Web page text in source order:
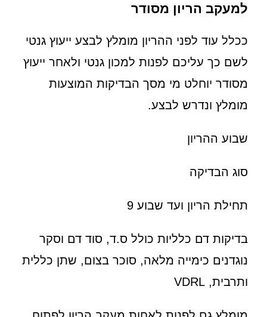
למעקב הריון מסודר
ככלל עוד לפני ההריון מומלץ לבצע ייעוץ גנטי
לשם כך עליכם לפנות למכון גנטי ולאחר ייעוץ
מסודר יוחלט מי מסך הבדיקות המוצעות
מומלץ ונדרש לבצע.
שבוע ההריון
סוג הבדיקה
תחילת הריון ועד שבוע 9
בדיקות דם כלליות כולל ס.ד, סוד דם וסקר
נוגדנים כימייה מלאה, סוכר בצום, שתן כללית
ותרבית, VDRL